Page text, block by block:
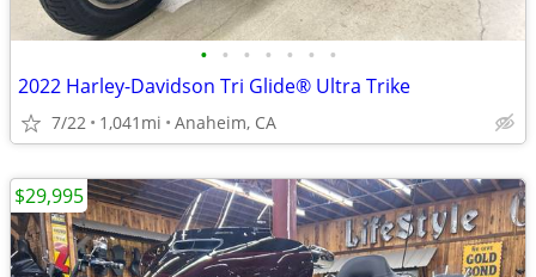
• • • • • • •
2022 Harley-Davidson Tri Glide® Ultra Trike
7/22 1,041mi Anaheim, CA
$29,995